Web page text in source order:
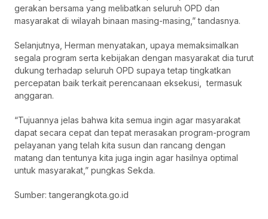
gerakan bersama yang melibatkan seluruh OPD dan
masyarakat di wilayah binaan masing-masing,” tandasnya.
Selanjutnya, Herman menyatakan, upaya memaksimalkan
segala program serta kebijakan dengan masyarakat dia turut
dukung terhadap seluruh OPD supaya tetap tingkatkan
percepatan baik terkait perencanaan eksekusi, termasuk
anggaran.
“Tujuannya jelas bahwa kita semua ingin agar masyarakat
dapat secara cepat dan tepat merasakan program-program
pelayanan yang telah kita susun dan rancang dengan
matang dan tentunya kita juga ingin agar hasilnya optimal
untuk masyarakat,” pungkas Sekda.
Sumber: tangerangkota.go.id